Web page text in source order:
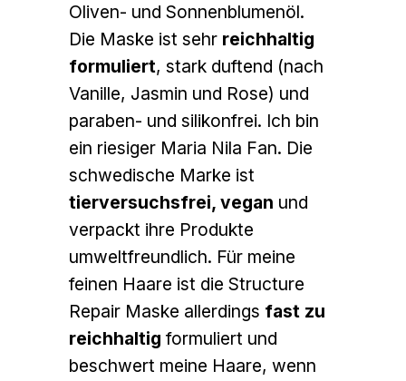
Oliven- und Sonnenblumenöl.
Die Maske ist sehr reichhaltig
formuliert, stark duftend (nach
Vanille, Jasmin und Rose) und
paraben- und silikonfrei. Ich bin
ein riesiger Maria Nila Fan. Die
schwedische Marke ist
tierversuchsfrei, vegan und
verpackt ihre Produkte
umweltfreundlich. Für meine
feinen Haare ist die Structure
Repair Maske allerdings fast zu
reichhaltig formuliert und
beschwert meine Haare, wenn